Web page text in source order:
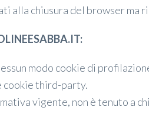
alla chiusura del browser ma
modo cookie di
cookie third-party.
vigente, non è tenuto a